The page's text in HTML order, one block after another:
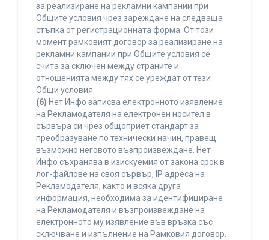
за реализиране на рекламни кампании при
Общите условия чрез зареждане на следваща
стъпка от регистрационната форма. От този
момент рамковият договор за реализиране на
рекламни кампании при Общите условия се
счита за сключен между страните и
отношенията между тях се уреждат от тези
Общи условия.
(6) Нет Инфо записва електронното изявление
на Рекламодателя на електронен носител в
сървъра си чрез общоприет стандарт за
преобразуване по технически начин, правещ
възможно неговото възпроизвеждане. Нет
Инфо съхранява в изискуемия от закона срок в
лог-файлове на своя сървър, IP адреса на
Рекламодателя, както и всяка друга
информация, необходима за идентифициране
на Рекламодателя и възпроизвеждане на
електронното му изявление във връзка със
сключване и изпълнение на Рамковия договор.